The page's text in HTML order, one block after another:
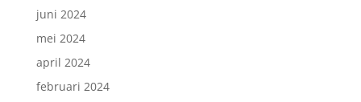
juni 2024
mei 2024
april 2024
februari 2024